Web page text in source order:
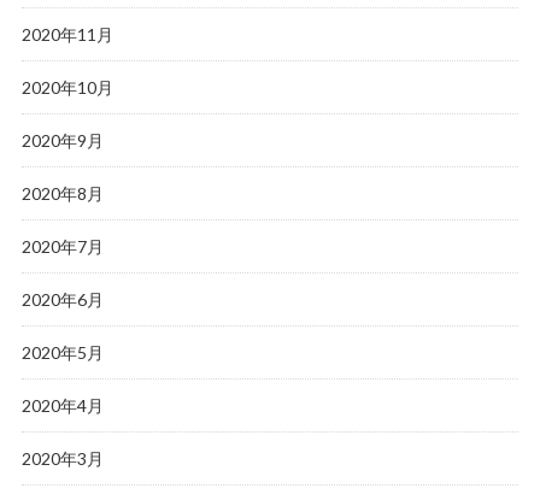
2020年11月
2020年10月
2020年9月
2020年8月
2020年7月
2020年6月
2020年5月
2020年4月
2020年3月